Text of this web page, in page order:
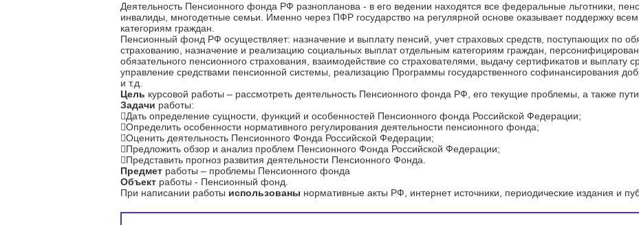
Деятельность Пенсионного фонда РФ разнопланова - в его ведении находятся все федеральные льготники,
инвалиды, многодетные семьи. Именно через ПФР государство на регулярной основе оказывает поддержку
категориям граждан.
Пенсионный фонд РФ осуществляет: назначение и выплату пенсий, учет страховых средств, поступающих по
страхованию, назначение и реализацию социальных выплат отдельным категориям граждан,
обязательного пенсионного страхования, взаимодействие со страхователями, выдачу сертификатов и выплату
управление средствами пенсионной системы, реализацию Программы государственного софинансирования
и т.д.
Цель курсовой работы – рассмотреть деятельность Пенсионного фонда РФ, его текущие проблемы, а также
Задачи работы:
Дать определение сущности, функций и особенностей Пенсионного фонда Российской Федерации;
Определить особенности нормативного регулирования деятельности пенсионного фонда;
Оценить деятельность Пенсионного Фонда Российской Федерации;
Предложить обзор и анализ проблем Пенсионного Фонда Российской Федерации;
Представить прогноз развития деятельности Пенсионного Фонда.
Предмет работы – проблемы Пенсионного фонда
Объект работы - Пенсионный фонд.
При написании работы использованы нормативные акты РФ, интернет источники, периодические издания и